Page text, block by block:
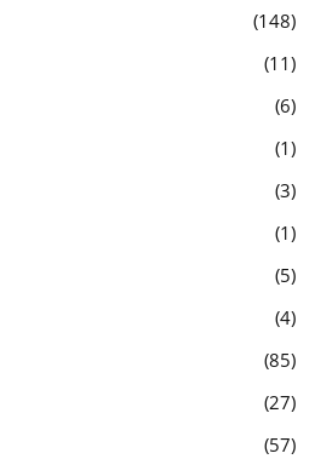
148
11
6
1
3
1
5
4
85
27
57